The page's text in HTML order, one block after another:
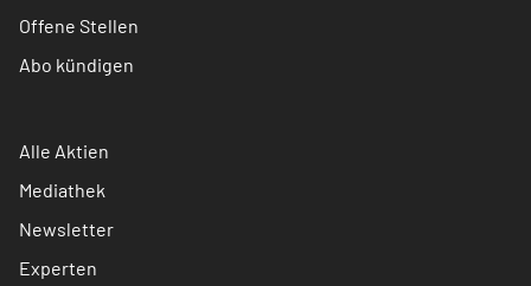
Offene Stellen
Abo kündigen
Alle Aktien
Mediathek
Newsletter
Experten